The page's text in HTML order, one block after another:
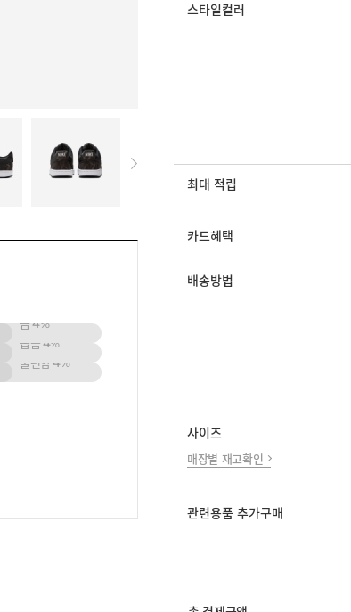
큼4%
좁음4%
불편함 4%
스타일컬러
최대 적립
카드혜택
배송방법
사이즈
매장별 재고확인
관련용품 추가구매